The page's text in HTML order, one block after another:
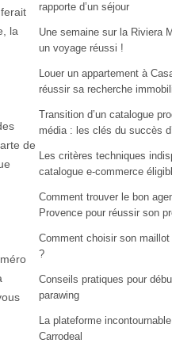
la
de
rapporte d’un séjour
Une semaine sur la Riviera
un voyage réussi !
Louer un appartement à
réussir sa recherche
Transition d’un catalogue
média : les clés du succès
Les critères techniques
catalogue e-commerce
Comment trouver le bon
Provence pour réussir son
Comment choisir son
?
Conseils pratiques pour
parawing
La plateforme
Carrodeal